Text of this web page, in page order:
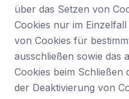
über das Setzen von
Cookies nur im
von Cookies für
ausschließen sowie das
Cookies beim Schließen
der Deaktivierung von